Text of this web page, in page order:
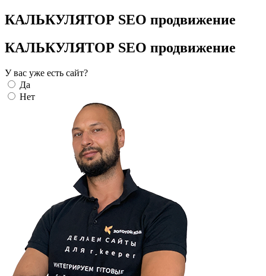
КАЛЬКУЛЯТОР SEO продвижение
КАЛЬКУЛЯТОР SEO продвижение
У вас уже есть сайт?
Да
Нет